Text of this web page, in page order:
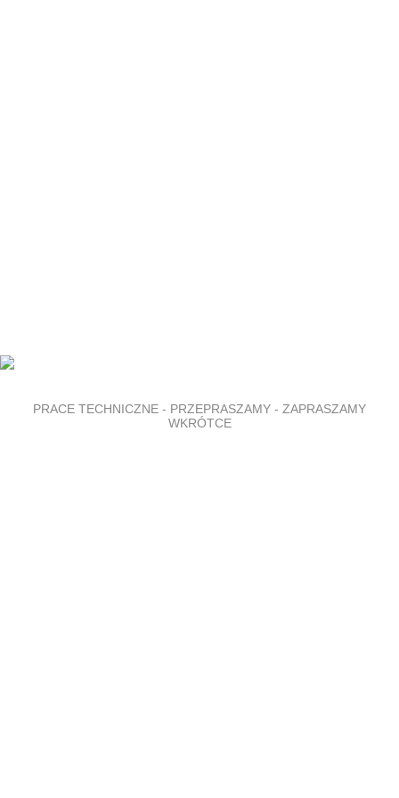
PRACE TECHNICZNE - PRZEPRASZAMY - ZAPRASZAMY
WKRÓTCE